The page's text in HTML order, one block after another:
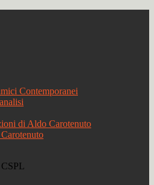
Contemporanei
di Aldo Carotenuto